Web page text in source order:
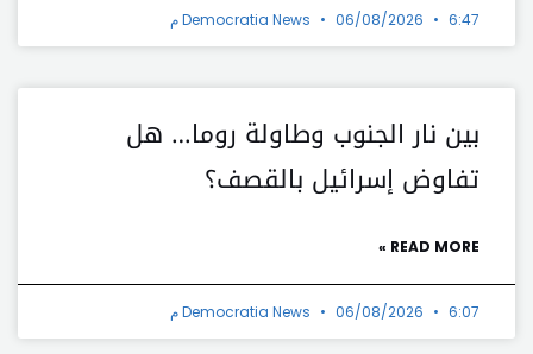
Democratia News 06/08/2026 6:47 م
بين نار الجنوب وطاولة روما… هل
تفاوض إسرائيل بالقصف؟
READ MORE »
Democratia News 06/08/2026 6:07 م